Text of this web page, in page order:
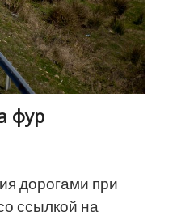
фур
дорогами при
ссылкой на